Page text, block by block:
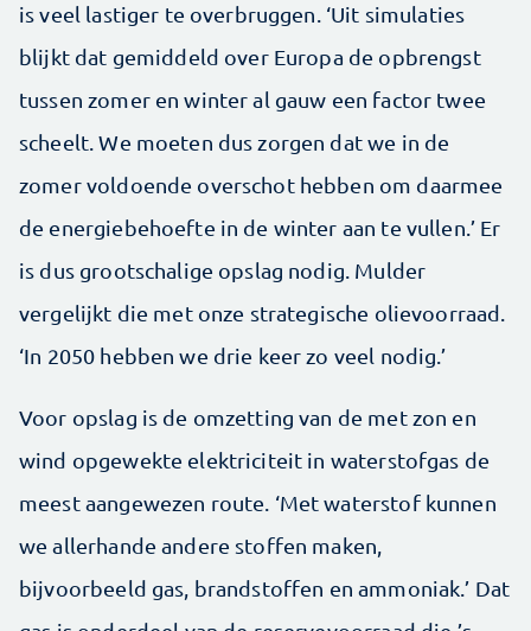
is veel lastiger te overbruggen. ‘Uit simulaties
blijkt dat gemiddeld over Europa de opbrengst
tussen zomer en winter al gauw een factor twee
scheelt. We moeten dus zorgen dat we in de
zomer voldoende overschot hebben om daarmee
de energiebehoefte in de winter aan te vullen.’ Er
is dus grootschalige opslag nodig. Mulder
vergelijkt die met onze strategische olievoorraad.
‘In 2050 hebben we drie keer zo veel nodig.’
Voor opslag is de omzetting van de met zon en
wind opgewekte elektriciteit in waterstofgas de
meest aangewezen route. ‘Met waterstof kunnen
we allerhande andere stoffen maken,
bijvoorbeeld gas, brandstoffen en ammoniak.’ Dat